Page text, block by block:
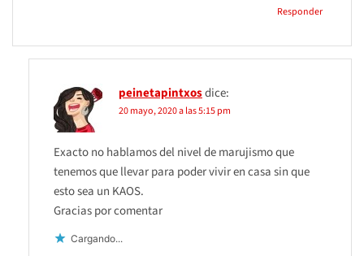
Responder
peinetapintxosdice:
20 mayo, 2020 a las 5:15 pm
Exacto no hablamos del nivel de marujismo que
tenemos que llevar para poder vivir en casa sin que
esto sea un KAOS.
Gracias por comentar
Cargando...